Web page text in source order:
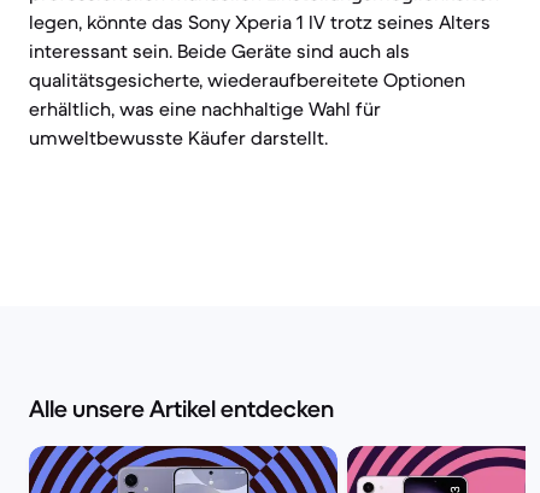
legen, könnte das Sony Xperia 1 IV trotz seines Alters
interessant sein. Beide Geräte sind auch als
qualitätsgesicherte, wiederaufbereitete Optionen
erhältlich, was eine nachhaltige Wahl für
umweltbewusste Käufer darstellt.
Alle unsere Artikel entdecken